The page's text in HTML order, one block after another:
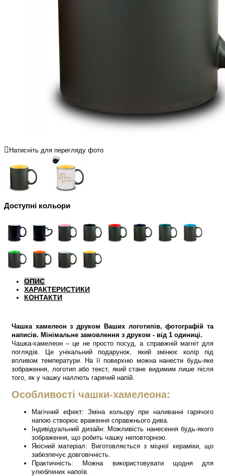
Натисніть для перегляду фото
Доступні кольори
ОПИС
ХАРАКТЕРИСТИКИ
КОНТАКТИ
Чашка хамелеон з друком Ваших логотипів, фотографій та
написів. Мінімальне замовлення з друком - від 1 одиниці.
Чашка-хамелеон – це не просто посуд, а справжній магніт для
поглядів. Це унікальний подарунок, який змінює колір під
впливом температури. На її поверхню можна нанести будь-яке
зображення, логотип або текст, який стане видимим лише після
того, як у чашку наллють гарячий напій.
Особливості чашки-хамелеона:
Магічний ефект: Зміна кольору при наливанні гарячого
напою створює враження справжнього дива.
Індивідуальний дизайн: Можливість нанесення будь-якого
зображення, що робить чашку неповторною.
Якісний матеріал: Виготовляється з міцної кераміки, що
забезпечує довговічність.
Практичність: Можна використовувати щодня для
улюблених напоїв.